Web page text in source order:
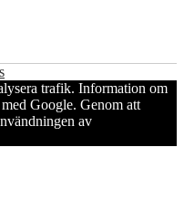
trafik. Information om
Google. Genom att
av